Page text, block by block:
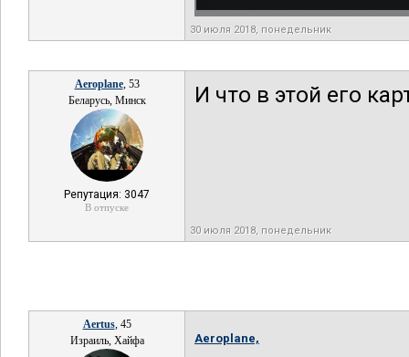
30 июля 2018, понедельник
Aeroplane, 53
Беларусь, Минск
Репутация: 3047
В отпуске
И что в этой его
30 июля 2018, понедельник
Aertus, 45
Израиль, Хайфа
Aeroplane,